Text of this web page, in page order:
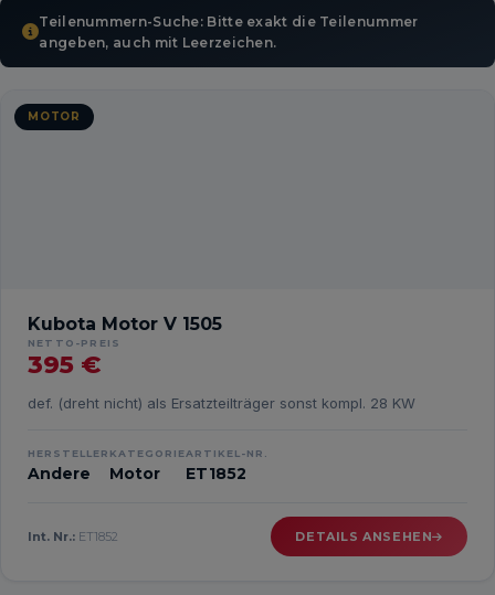
Teilenummern-Suche: Bitte exakt die Teilenummer
angeben, auch mit Leerzeichen.
MOTOR
Kubota Motor V 1505
NETTO-PREIS
395 €
def. (dreht nicht) als Ersatzteilträger sonst kompl. 28 KW
HERSTELLER
Andere
KATEGORIE
Motor
ARTIKEL-NR.
ET1852
Int. Nr.: ET1852 DETAILS ANSEHEN